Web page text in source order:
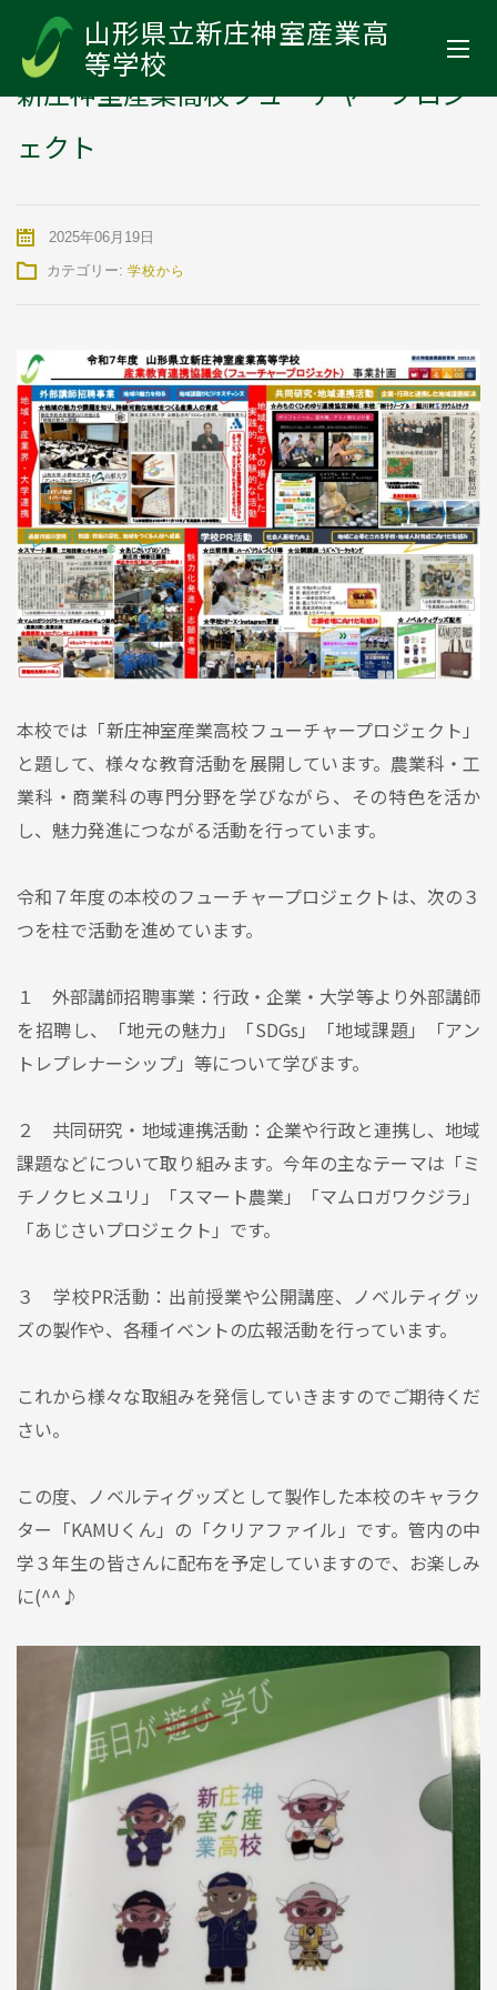
山形県立新庄神室産業高
等学校
高校フューチャープロジェクト
新庄神室産業高校フューチャープロジ
ェクト
2025年06月19日
カテゴリー: 学校から
本校では「新庄神室産業高校フューチャープロジェクト」
と題して、様々な教育活動を展開しています。農業科・工
業科・商業科の専門分野を学びながら、その特色を活か
し、魅力発進につながる活動を行っています。
令和７年度の本校のフューチャープロジェクトは、次の３
つを柱で活動を進めています。
１ 外部講師招聘事業：行政・企業・大学等より外部講師
を招聘し、「地元の魅力」「SDGs」「地域課題」「アン
トレプレナーシップ」等について学びます。
２ 共同研究・地域連携活動：企業や行政と連携し、地域
課題などについて取り組みます。今年の主なテーマは「ミ
チノクヒメユリ」「スマート農業」「マムロガワクジラ」
「あじさいプロジェクト」です。
３ 学校PR活動：出前授業や公開講座、ノベルティグッ
ズの製作や、各種イベントの広報活動を行っています。
これから様々な取組みを発信していきますのでご期待くだ
さい。
この度、ノベルティグッズとして製作した本校のキャラク
ター「KAMUくん」の「クリアファイル」です。管内の中
学３年生の皆さんに配布を予定していますので、お楽しみ
に(^^♪